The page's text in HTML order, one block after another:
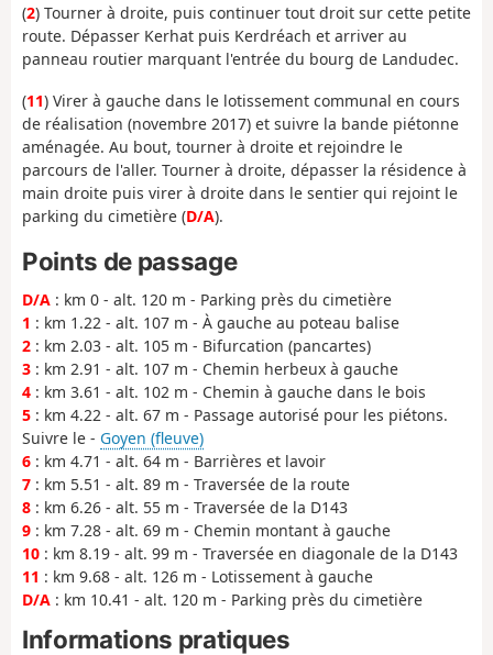
(2) Tourner à droite, puis continuer tout droit sur cette petite
route. Dépasser Kerhat puis Kerdréach et arriver au
panneau routier marquant l'entrée du bourg de Landudec.
(11) Virer à gauche dans le lotissement communal en cours
de réalisation (novembre 2017) et suivre la bande piétonne
aménagée. Au bout, tourner à droite et rejoindre le
parcours de l'aller. Tourner à droite, dépasser la résidence à
main droite puis virer à droite dans le sentier qui rejoint le
parking du cimetière (D/A).
Points de passage
D/A : km 0 - alt. 120 m - Parking près du cimetière
1 : km 1.22 - alt. 107 m - À gauche au poteau balise
2 : km 2.03 - alt. 105 m - Bifurcation (pancartes)
3 : km 2.91 - alt. 107 m - Chemin herbeux à gauche
4 : km 3.61 - alt. 102 m - Chemin à gauche dans le bois
5 : km 4.22 - alt. 67 m - Passage autorisé pour les piétons.
Suivre le - Goyen (fleuve)
6 : km 4.71 - alt. 64 m - Barrières et lavoir
7 : km 5.51 - alt. 89 m - Traversée de la route
8 : km 6.26 - alt. 55 m - Traversée de la D143
9 : km 7.28 - alt. 69 m - Chemin montant à gauche
10 : km 8.19 - alt. 99 m - Traversée en diagonale de la D143
11 : km 9.68 - alt. 126 m - Lotissement à gauche
D/A : km 10.41 - alt. 120 m - Parking près du cimetière
Informations pratiques